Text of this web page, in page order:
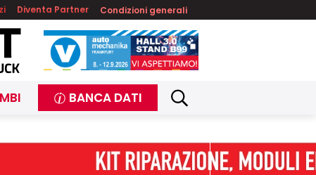
Diventa Partner Condizioni generali
BANCA DATI